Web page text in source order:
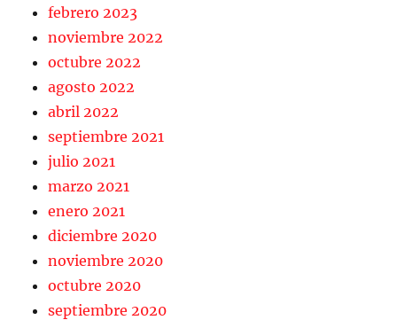
febrero 2023
noviembre 2022
octubre 2022
agosto 2022
abril 2022
septiembre 2021
julio 2021
marzo 2021
enero 2021
diciembre 2020
noviembre 2020
octubre 2020
septiembre 2020